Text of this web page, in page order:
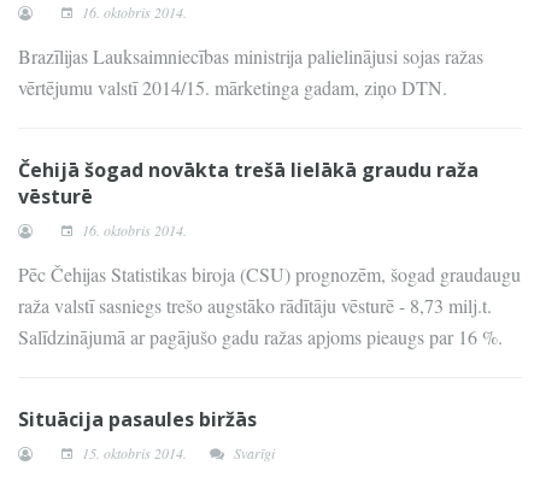
16. oktobris 2014.
Brazīlijas Lauksaimniecības ministrija palielinājusi sojas ražas
vērtējumu valstī 2014/15. mārketinga gadam, ziņo DTN.
Čehijā šogad novākta trešā lielākā graudu raža
vēsturē
16. oktobris 2014.
Pēc Čehijas Statistikas biroja (CSU) prognozēm, šogad graudaugu
raža valstī sasniegs trešo augstāko rādītāju vēsturē - 8,73 milj.t.
Salīdzinājumā ar pagājušo gadu ražas apjoms pieaugs par 16 %.
Situācija pasaules biržās
15. oktobris 2014. Svarīgi